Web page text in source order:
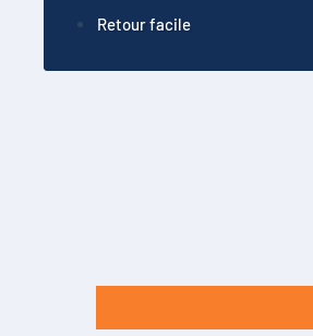
Retour facile